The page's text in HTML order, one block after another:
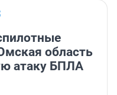
область
атаку БПЛА